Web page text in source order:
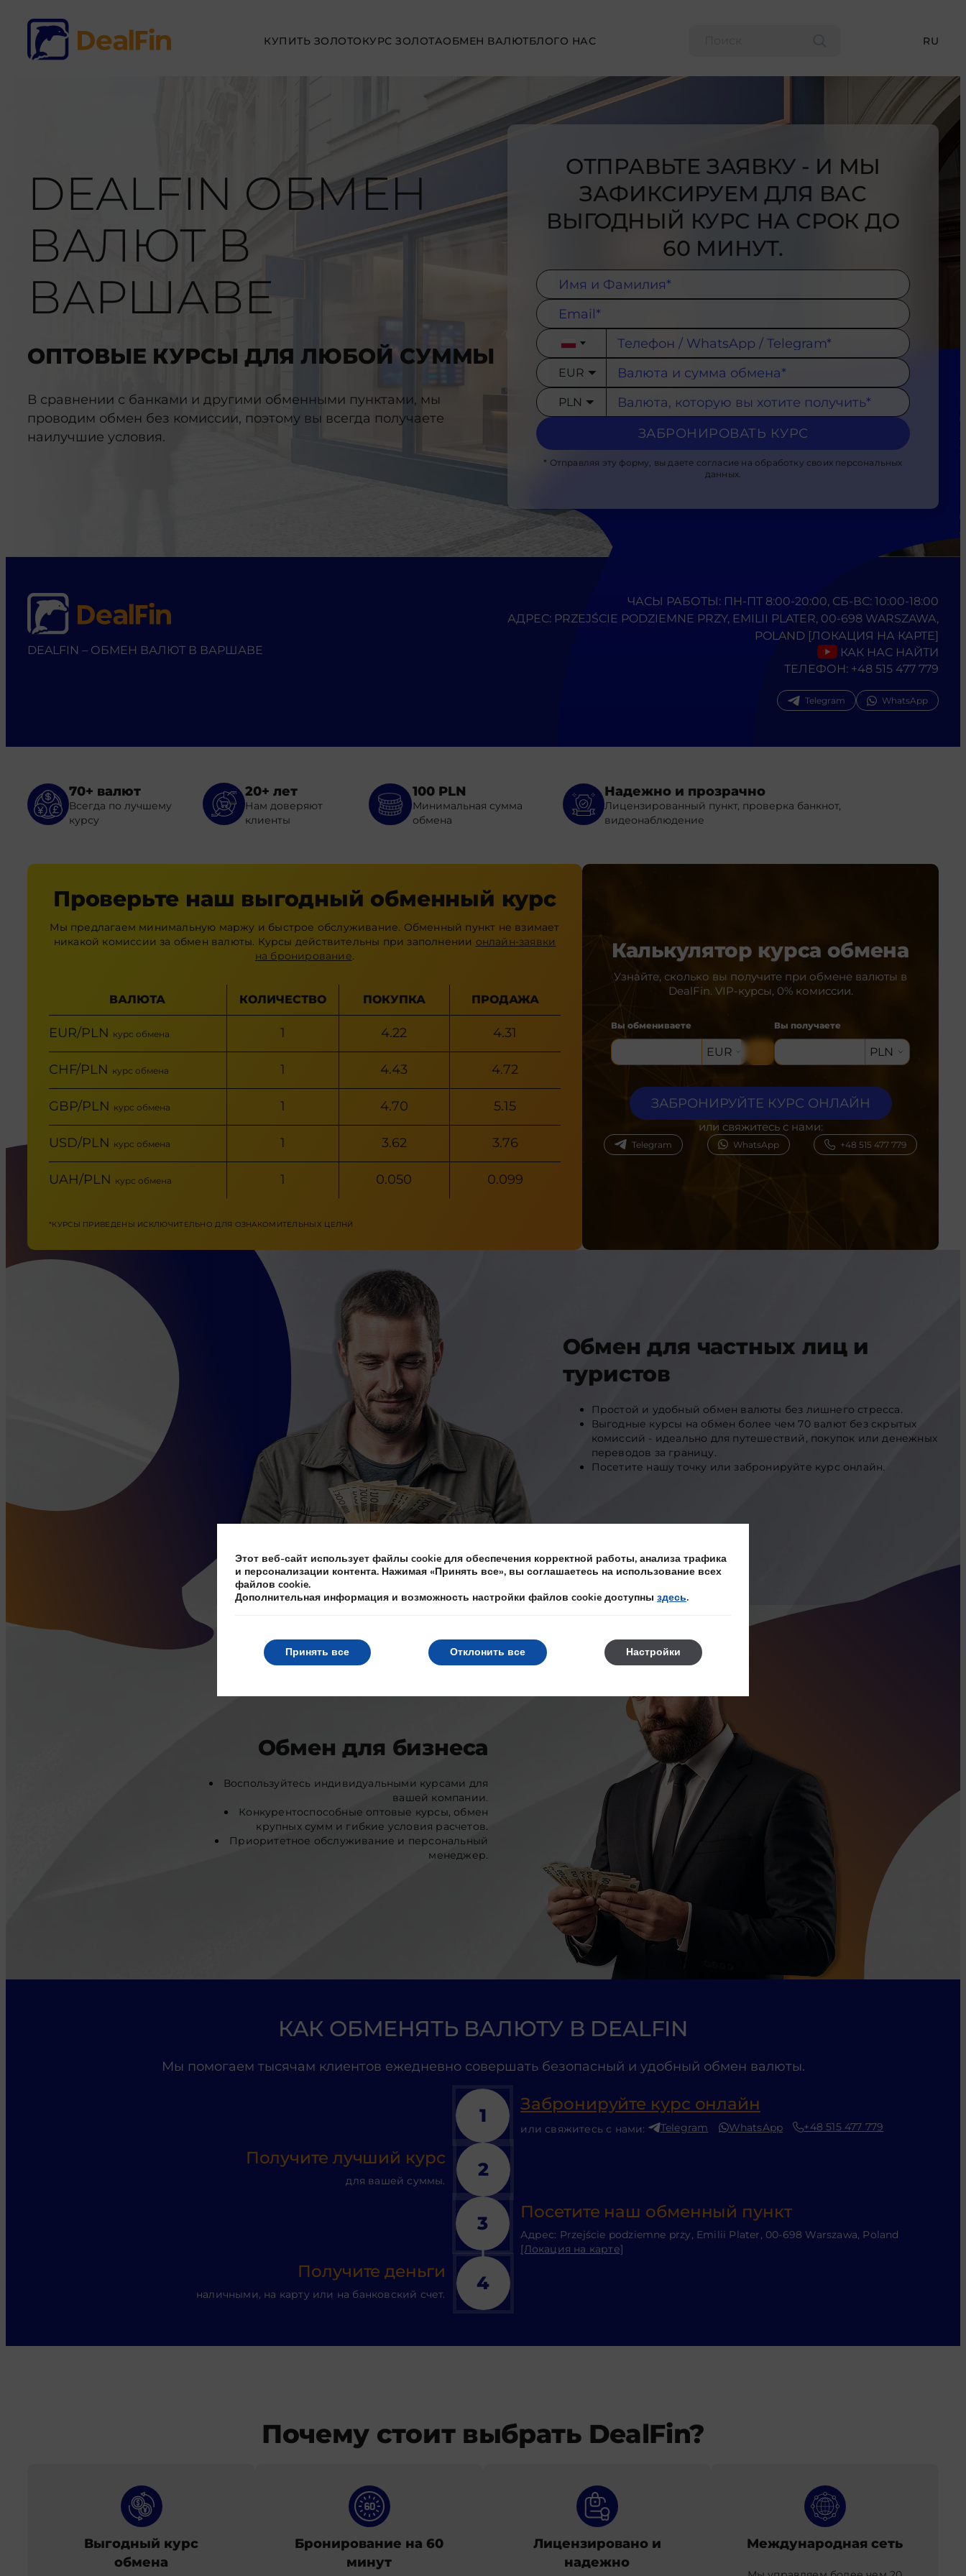
КУПИТЬ ЗОЛОТОКУРС ЗОЛОТАОБМЕН ВАЛЮТБЛОГО НАС RU
DEALFIN ОБМЕН
ВАЛЮТ В
ВАРШАВЕ
ОПТОВЫЕ КУРСЫ ДЛЯ ЛЮБОЙ СУММЫ
В сравнении с банками и другими обменными пунктами, мы
проводим обмен без комиссии, поэтому вы всегда получаете
наилучшие условия.
ОТПРАВЬТЕ ЗАЯВКУ - И МЫ
ЗАФИКСИРУЕМ ДЛЯ ВАС
ВЫГОДНЫЙ КУРС НА СРОК ДО
60 МИНУТ.
Poland
+48
EUR
PLN
ЗАБРОНИРОВАТЬ КУРС
* Отправляя эту форму, вы даете согласие на обработку своих персональных
данных.
DEALFIN – ОБМЕН ВАЛЮТ В ВАРШАВЕ
ЧАСЫ РАБОТЫ: ПН-ПТ 8:00-20:00, СБ-ВС: 10:00-18:00
АДРЕС: PRZEJŚCIE PODZIEMNE PRZY, EMILII PLATER, 00-698 WARSZAWA,
POLAND [ЛОКАЦИЯ НА КАРТЕ]
КАК НАС НАЙТИ
ТЕЛЕФОН: +48 515 477 779
Telegram WhatsApp
70+ валют
Всегда по лучшему
курсу
20+ лет
Нам доверяют
клиенты
100 PLN
Минимальная сумма
обмена
Надежно и прозрачно
Лицензированный пункт, проверка банкнот,
видеонаблюдение
Проверьте наш выгодный обменный курс
Мы предлагаем минимальную маржу и быстрое обслуживание. Обменный пункт не взимает
никакой комиссии за обмен валюты. Курсы действительны при заполнении онлайн-заявки
на бронирование.
ВАЛЮТА КОЛИЧЕСТВО ПОКУПКА ПРОДАЖА
EUR/PLN курс обмена 1 4.22 4.31
CHF/PLN курс обмена 1 4.43 4.72
GBP/PLN курс обмена 1 4.70 5.15
USD/PLN курс обмена 1 3.62 3.76
UAH/PLN курс обмена 1 0.050 0.099
*КУРСЫ ПРИВЕДЕНЫ ИСКЛЮЧИТЕЛЬНО ДЛЯ ОЗНАКОМИТЕЛЬНЫХ ЦЕЛНЙ
Калькулятор курса обмена
Узнайте, сколько вы получите при обмене валюты в
DealFin. VIP-курсы, 0% комиссии.
Вы обмениваете
EUR
Вы получаете
PLN
ЗАБРОНИРУЙТЕ КУРС ОНЛАЙН
или свяжитесь с нами:
Telegram WhatsApp +48 515 477 779
Обмен для частных лиц и
туристов
Простой и удобный обмен валюты без лишнего стресса.
Выгодные курсы на обмен более чем 70 валют без скрытых
комиссий - идеально для путешествий, покупок или денежных
переводов за границу.
Посетите нашу точку или забронируйте курс онлайн.
Обмен для бизнеса
Воспользуйтесь индивидуальными курсами для
вашей компании.
Конкурентоспособные оптовые курсы, обмен
крупных сумм и гибкие условия расчетов.
Приоритетное обслуживание и персональный
менеджер.
КАК ОБМЕНЯТЬ ВАЛЮТУ В DEALFIN
Мы помогаем тысячам клиентов ежедневно совершать безопасный и удобный обмен валюты.
1
Забронируйте курс онлайн
или свяжитесь с нами: Telegram WhatsApp +48 515 477 779
2
Получите лучший курс
для вашей суммы.
3
Посетите наш обменный пункт
Адрес: Przejście podziemne przy, Emilii Plater, 00-698 Warszawa, Poland
[Локация на карте]
4
Получите деньги
наличными, на карту или на банковский счет.
Почему стоит выбрать DealFin?
Выгодный курс
обмена
Бронирование на 60
минут
Лицензировано и
надежно
Международная сеть
Этот веб-сайт использует файлы cookie для обеспечения корректной работы, анализа трафика
и персонализации контента. Нажимая «Принять все», вы соглашаетесь на использование всех
файлов cookie.
Дополнительная информация и возможность настройки файлов cookie доступны здесь.
Принять все Отклонить все Настройки